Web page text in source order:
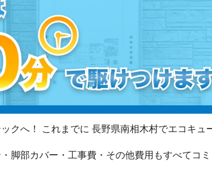
クへ！ これまでに 長野県南相木村でエコキュ
脚部カバー・工事費・その他費用もすべてコミ